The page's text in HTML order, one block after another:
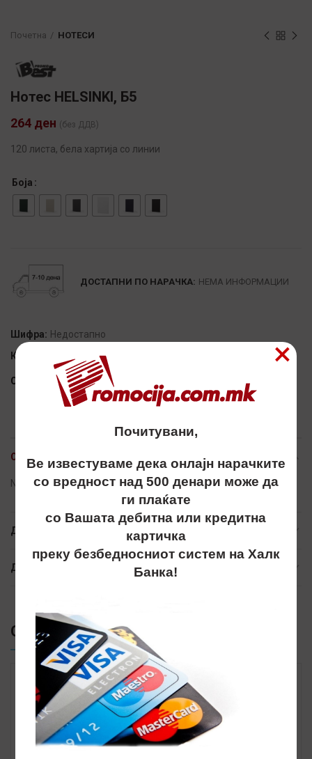
Почетна НОТЕСИ
Нотес HELSINKI, Б5
264 ден (без ДДВ)
120 листа, бела хартија со линии
Боја
ДОСТАПНИ ПО НАРАЧКА: НЕМА ИНФОРМАЦИИ
Шифра: Недостапно
Категорија:
НОТЕСИ
Сподели
ОПИС
Notes, notesi, нотеси, promo best, B5
ДОПОЛНИТЕЛНИ ИНФОРМАЦИИ
ДОСТАВА
СЛИЧНИ ПРОИЗВОДИ
Почитувани,
Ве известуваме дека онлајн нарачките
со вредност над 500 денари може да
ги плаќате
со Вашата дебитна или кредитна
картичка
преку безбедносниот систем на Халк
Банка!
×